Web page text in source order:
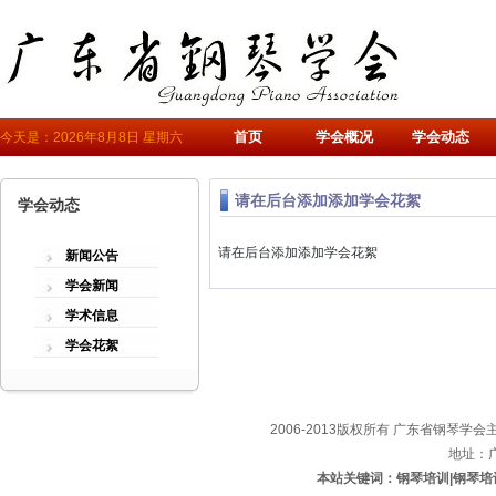
今天是：2026年8月8日 星期六 首页 学会概况 学会动态
学会动态
新闻公告
学会新闻
学术信息
学会花絮
请在后台添加添加学会花絮
请在后台添加添加学会花絮
2006-2013版权所有 广东省钢琴学会
地址：
本站关键词：钢琴培训|钢琴